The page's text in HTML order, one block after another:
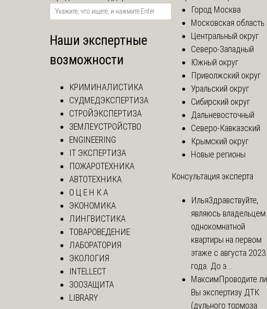
Наши экспертные
возможности
КРИМИНАЛИСТИКА
СУДМЕДЭКСПЕРТИЗА
СТРОЙЭКСПЕРТИЗА
ЗЕМЛЕУСТРОЙСТВО
ENGINEERING
IT ЭКСПЕРТИЗА
ПОЖАРОТЕХНИКА
АВТОТЕХНИКА
О Ц Е Н К А
ЭКОНОМИКА
ЛИНГВИСТИКА
ТОВАРОВЕДЕНИЕ
ЛАБОРАТОРИЯ
ЭКОЛОГИЯ
INTELLECT
ЗООЗАЩИТА
LIBRARY
Город Москва
Московская область
Центральный округ
Северо-Западный
Южный округ
Приволжский округ
Уральский округ
Сибирский округ
Дальневосточный
Северо-Кавказский
Крымский округ
Новые регионы
Консультация эксперта
ИльяЗдравствуйте,
являюсь владельцем
однокомнатной
квартиры на первом
этаже с августа 2023
года. До э...
МаксимПроводите ли
Вы экспертизу ДТК
(дульного тормоза